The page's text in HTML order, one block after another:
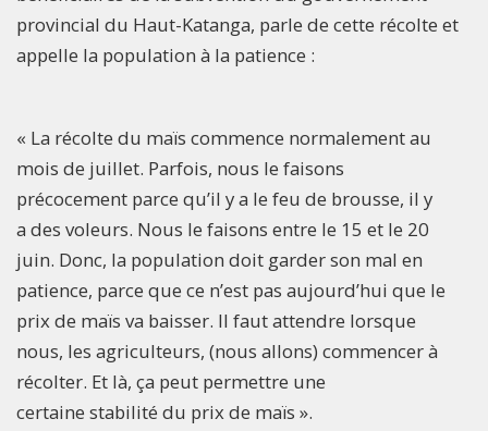
provincial du Haut-Katanga, parle de cette récolte et
appelle la population à la patience :
« La récolte du maïs commence normalement au
mois de juillet. Parfois, nous le faisons
précocement parce qu’il y a le feu de brousse, il y
a des voleurs. Nous le faisons entre le 15 et le 20
juin. Donc, la population doit garder son mal en
patience, parce que ce n’est pas aujourd’hui que le
prix de maïs va baisser. Il faut attendre lorsque
nous, les agriculteurs, (nous allons) commencer à
récolter. Et là, ça peut permettre une
certaine stabilité du prix de maïs ».